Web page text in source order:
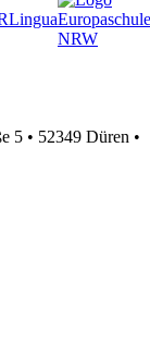
5 • 52349 Düren •